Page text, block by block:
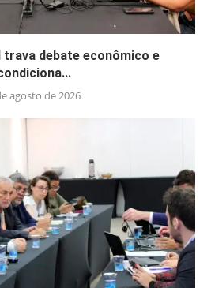
trava debate econômico e
agosto de 2026